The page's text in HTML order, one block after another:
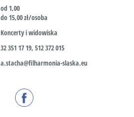
od 1,00
do 15,00 zł/osoba
Koncerty i widowiska
32 351 17 19, 512 372 015
a.stacha@filharmonia-slaska.eu